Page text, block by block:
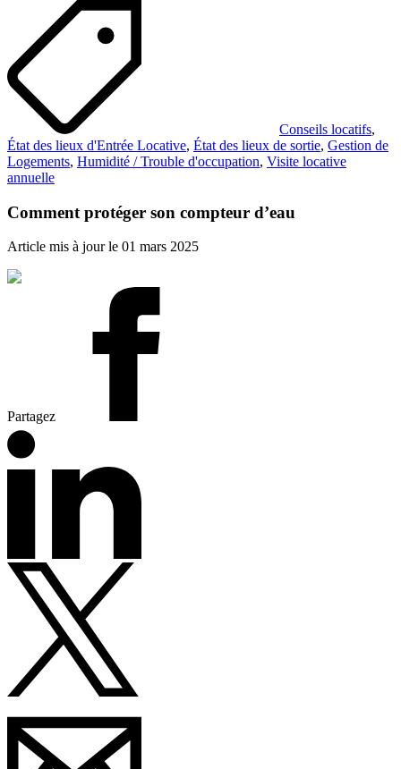
Conseils locatifs,
État des lieux d'Entrée Locative, État des lieux de sortie, Gestion de
Logements, Humidité / Trouble d'occupation, Visite locative
annuelle
Comment protéger son compteur d’eau
Article mis à jour le 01 mars 2025
Partagez